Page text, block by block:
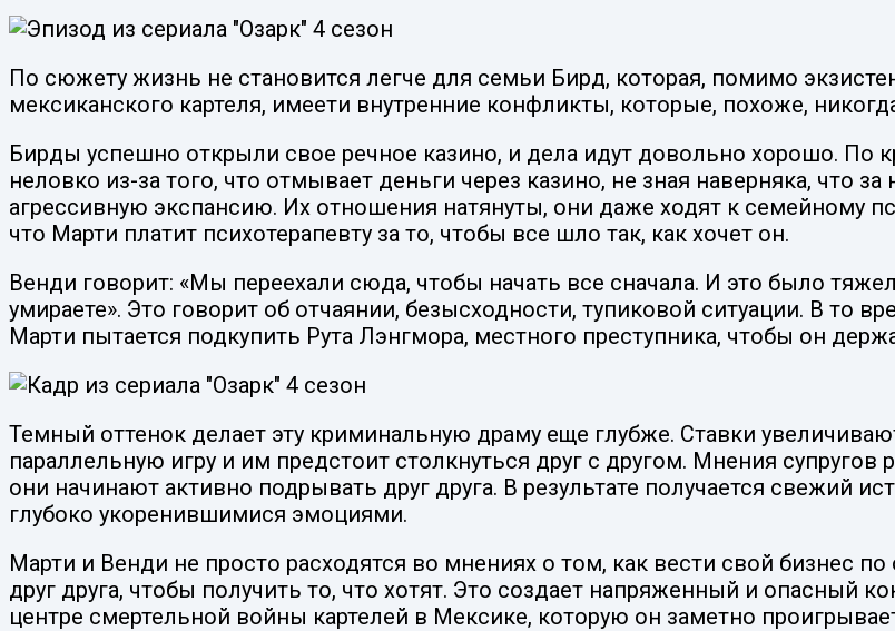
По сюжету жизнь не становится легче для семьи Бирд, которая, помимо
мексиканского картеля, имеети внутренние конфликты, которые, похоже,
Бирды успешно открыли свое речное казино, и дела идут довольно хорошо. По
неловко из-за того, что отмывает деньги через казино, не зная наверняка, что
агрессивную экспансию. Их отношения натянуты, они даже ходят к семейному
что Марти платит психотерапевту за то, чтобы все шло так, как хочет он.
Венди говорит: «Мы переехали сюда, чтобы начать все сначала. И это было
умираете». Это говорит об отчаянии, безысходности, тупиковой ситуации. В то
Марти пытается подкупить Рута Лэнгмора, местного преступника, чтобы он
Темный оттенок делает эту криминальную драму еще глубже. Ставки
параллельную игру и им предстоит столкнуться друг с другом. Мнения супругов
они начинают активно подрывать друг друга. В результате получается свежий
глубоко укоренившимися эмоциями.
Марти и Венди не просто расходятся во мнениях о том, как вести свой бизнес
друг друга, чтобы получить то, что хотят. Это создает напряженный и опасный
центре смертельной войны картелей в Мексике, которую он заметно